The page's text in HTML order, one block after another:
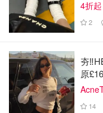
🌸Day 5
牛骨头汤：1.5cup，
4折
2
夯
原
14